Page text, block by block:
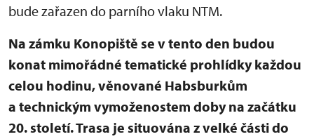
bude zařazen do parního vlaku NTM.
Na zámku Konopiště se v tento den budou
konat mimořádné tematické prohlídky každou
celou hodinu, věnované Habsburkům
a technickým vymoženostem doby na začátku
20. století. Trasa je situována z velké části do